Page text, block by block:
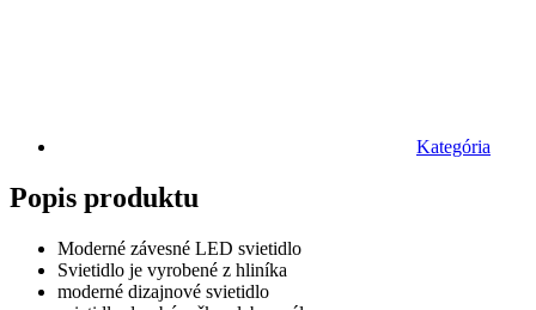
Kategória
Popis produktu
Moderné závesné LED svietidlo
Svietidlo je vyrobené z hliníka
moderné dizajnové svietidlo